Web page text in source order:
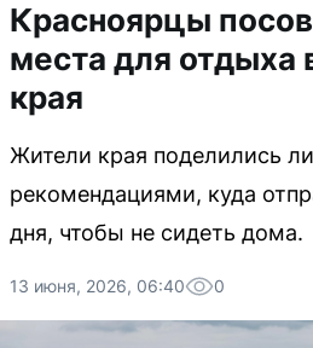
Красноярцы
места для отдыха
края
Жители края поделились
рекомендациями, куда
дня, чтобы не сидеть дома.
13 июня, 2026, 06:40 0